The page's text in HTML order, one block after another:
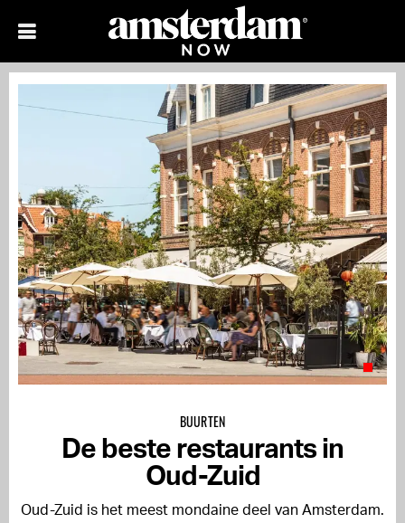
BUURTEN
De beste restaurants in
Oud-Zuid
Oud-Zuid is het meest mondaine deel van Amsterdam.